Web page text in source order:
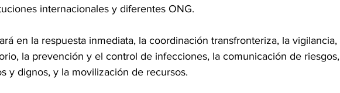
internacionales y diferentes ONG.
en la respuesta inmediata, la coordinación transfronteriza, la vigilancia,
la prevención y el control de infecciones, la comunicación de riesgos,
y dignos, y la movilización de recursos.